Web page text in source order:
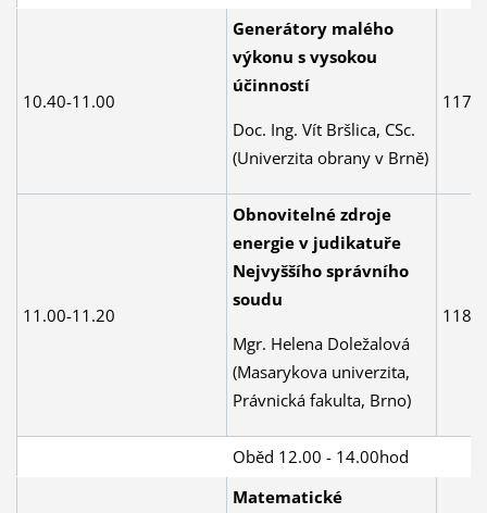
10.40-11.00
Generátory malého
výkonu s vysokou
účinností
Doc. Ing. Vít Bršlica, CSc.
(Univerzita obrany v Brně)
117
11.00-11.20
Obnovitelné zdroje
energie v judikatuře
Nejvyššího správního
soudu
Mgr. Helena Doležalová
(Masarykova univerzita,
Právnická fakulta, Brno)
118
Oběd 12.00 - 14.00hod
Matematické